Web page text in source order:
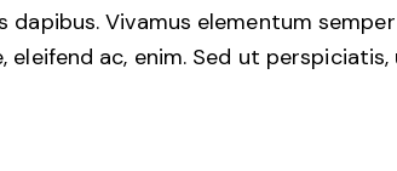
Vivamus elementum
ac, enim. Sed ut perspiciatis,